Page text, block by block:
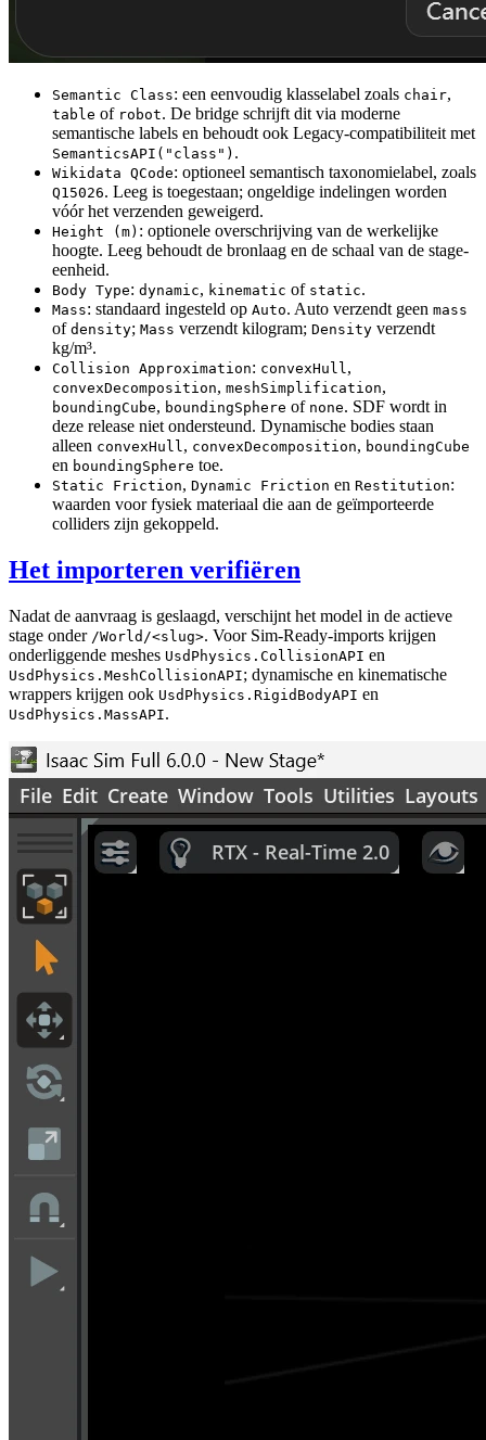
Semantic Class: een eenvoudig klasselabel zoals chair,
table of robot. De bridge schrijft dit via moderne
semantische labels en behoudt ook Legacy-compatibiliteit met
SemanticsAPI("class") .
Wikidata QCode: optioneel semantisch taxonomielabel, zoals
Q15026. Leeg is toegestaan; ongeldige indelingen worden
vóór het verzenden geweigerd.
Height (m) : optionele overschrijving van de werkelijke
hoogte. Leeg behoudt de bronlaag en de schaal van de stage-
eenheid.
Body Type: dynamic, kinematic of static.
Mass: standaard ingesteld op Auto. Auto verzendt geen mass
of density; Mass verzendt kilogram; Density verzendt
kg/m³.
Collision Approximation: convexHull ,
convexDecomposition, meshSimplification,
boundingCube, boundingSphere of none. SDF wordt in
deze release niet ondersteund. Dynamische bodies staan
alleen convexHull , convexDecomposition, boundingCube
en boundingSphere toe.
Static Friction, Dynamic Friction en Restitution:
waarden voor fysiek materiaal die aan de geïmporteerde
colliders zijn gekoppeld.
Het importeren verifiëren
Nadat de aanvraag is geslaagd, verschijnt het model in de actieve
stage onder /World/<slug>. Voor Sim-Ready-imports krijgen
onderliggende meshes UsdPhysics.CollisionAPI en
UsdPhysics.MeshCollisionAPI; dynamische en kinematische
wrappers krijgen ook UsdPhysics.RigidBodyAPI en
UsdPhysics.MassAPI.